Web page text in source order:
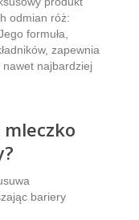
odmian róż:
Jego formuła,
zapewnia
najbardziej
bariery